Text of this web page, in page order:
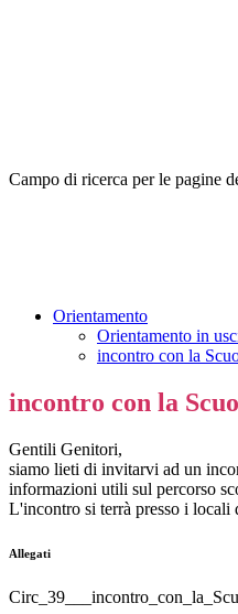
Campo di ricerca per le pagine
Orientamento
Orientamento in
incontro con la
incontro con la
Gentili Genitori,
siamo lieti di invitarvi ad un
informazioni utili sul percorso
L'incontro si terrà presso i locali
Allegati